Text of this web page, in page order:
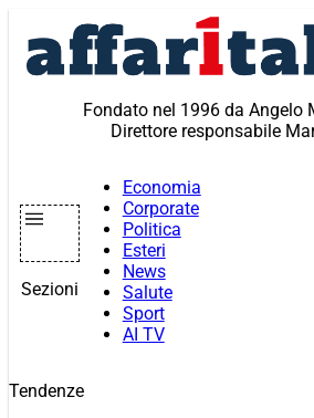
contenuto
Fondato nel 1996 da Angelo
Direttore responsabile
Sezioni
Economia
Corporate
Politica
Esteri
News
Salute
Sport
AI TV
Tendenze